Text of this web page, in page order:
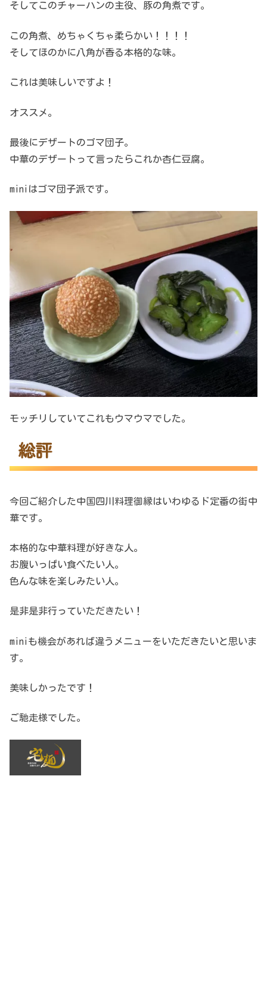
そしてこのチャーハンの主役、豚の角煮です。
この角煮、めちゃくちゃ柔らかい！！！！
そしてほのかに八角が香る本格的な味。
これは美味しいですよ！
オススメ。
最後にデザートのゴマ団子。
中華のデザートって言ったらこれか杏仁豆腐。
miniはゴマ団子派です。
モッチリしていてこれもウマウマでした。
総評
今回ご紹介した中国四川料理御縁はいわゆるド定番の街中
華です。
本格的な中華料理が好きな人。
お腹いっぱい食べたい人。
色んな味を楽しみたい人。
是非是非行っていただきたい！
miniも機会があれば違うメニューをいただきたいと思いま
す。
美味しかったです！
ご馳走様でした。